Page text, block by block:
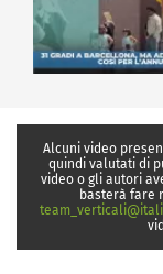
Alcuni video
quindi valutati di
video o gli autori
basterà fare